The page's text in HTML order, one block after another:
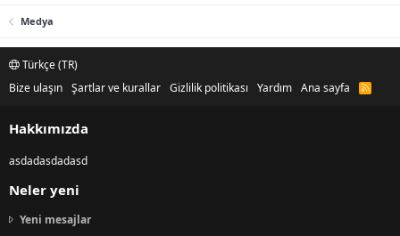
Medya
Türkçe (TR)
Bize ulaşın Şartlar ve kurallar Gizlilik politikası Yardım Ana sayfa
R
Hakkımızda
asdadasdadasd
Neler yeni
Yeni mesajlar